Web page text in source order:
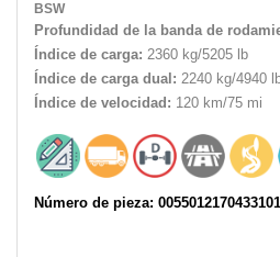
BSW
Profundidad de la banda de
Índice de carga: 2360 kg/5205 lb
Índice de carga dual: 2240 kg/4940
Índice de velocidad: 120 km/75 mi
Número de pieza: